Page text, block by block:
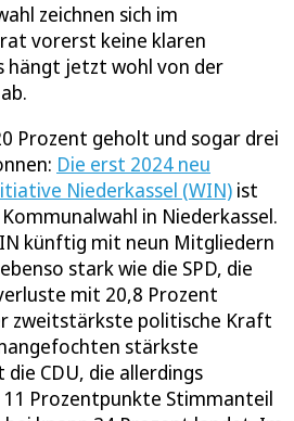
zeichnen sich im
vorerst keine klaren
hängt jetzt wohl von der
Prozent geholt und sogar drei
Die erst 2024 neu
Niederkassel (WIN) ist
in Niederkassel.
künftig mit neun Mitgliedern
stark wie die SPD, die
mit 20,8 Prozent
zweitstärkste politische Kraft
stärkste
CDU, die allerdings
Prozentpunkte Stimmanteil